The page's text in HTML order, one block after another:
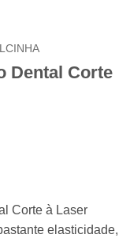
Dental Corte
Corte à Laser
elasticidade,